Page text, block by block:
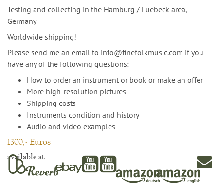
Testing and collecting in the Hamburg / Luebeck area,
Germany
Worldwide shipping!
Please send me an email to info@finefolkmusic.com if you
have any of the following questions:
How to order an instrument or book or make an offer
More high-resolution pictures
Shipping costs
Instruments condition and history
Audio and video examples
1300,- Euros
available at